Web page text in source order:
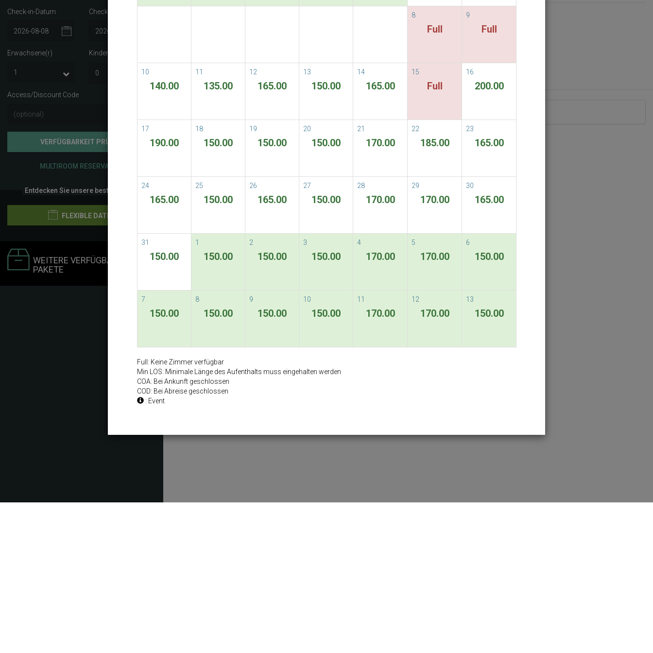
Check-in-Datum Check-out-Datum
Erwachsene(r) Kinder
Access/Discount Code
VERFÜGBARKEIT PRÜFEN
MULTIROOM RESERVATION
Entdecken Sie unsere besten Preise
FLEXIBLE DATEN
WEITERE VERFÜGBARE
PAKETE
READ MORE Allgemeine Geschäftsbedingungen
8
Full
9
Full
10
140.00
11
135.00
12
165.00
13
150.00
14
165.00
15
Full
16
200.00
17
190.00
18
150.00
19
150.00
20
150.00
21
170.00
22
185.00
23
165.00
24
165.00
25
150.00
26
165.00
27
150.00
28
170.00
29
170.00
30
165.00
31
150.00
1
150.00
2
150.00
3
150.00
4
170.00
5
170.00
6
150.00
7
150.00
8
150.00
9
150.00
10
150.00
11
170.00
12
170.00
13
150.00
Full: Keine Zimmer verfügbar
Min LOS: Minimale Länge des Aufenthalts muss eingehalten werden
COA: Bei Ankunft geschlossen
COD: Bei Abreise geschlossen
: Event